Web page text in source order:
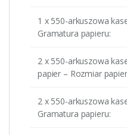
1 x 550-arkuszowa
Gramatura papieru:
2 x 550-arkuszowa
papier – Rozmiar
2 x 550-arkuszowa
Gramatura papieru: